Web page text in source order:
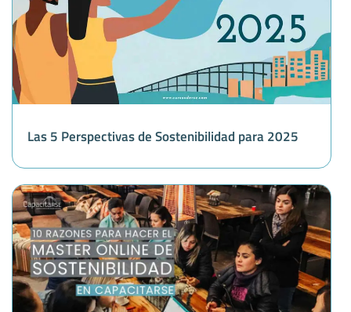
Las 5 Perspectivas de Sostenibilidad para 2025